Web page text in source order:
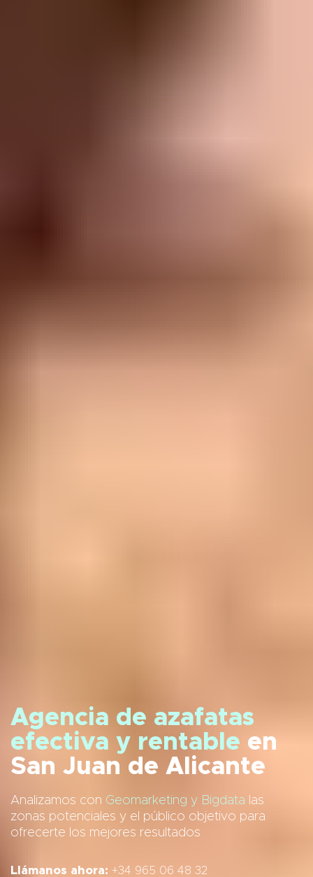
Agencia de azafatas
efectiva y rentable en
San Juan de Alicante
Analizamos con Geomarketing y Bigdata las
zonas potenciales y el público objetivo para
ofrecerte los mejores resultados
Llámanos ahora: +34 965 06 48 32